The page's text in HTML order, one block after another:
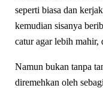
seperti biasa dan
kemudian sisanya
catur agar lebih mahir,
Namun bukan tanpa
diremehkan oleh